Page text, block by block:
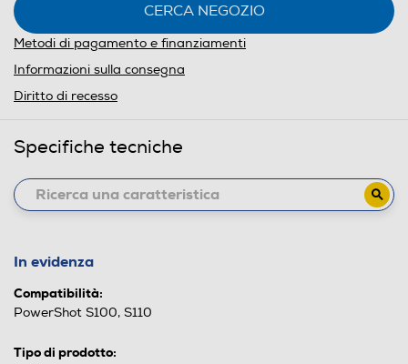
CERCA NEGOZIO
Metodi di pagamento e finanziamenti
Informazioni sulla consegna
Diritto di recesso
Specifiche tecniche
In evidenza
Compatibilità:
PowerShot S100, S110
Tipo di prodotto: